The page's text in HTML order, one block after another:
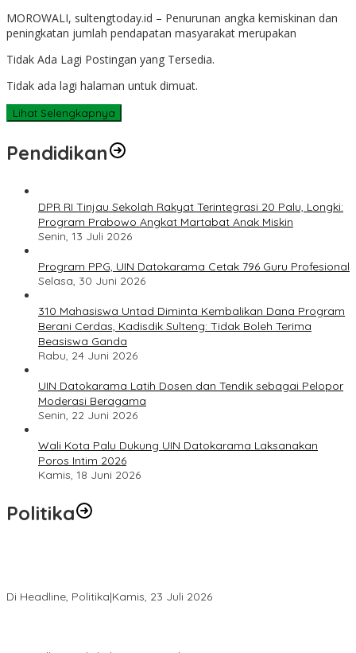
MOROWALI, sultengtoday.id – Penurunan angka kemiskinan dan
peningkatan jumlah pendapatan masyarakat merupakan
Tidak Ada Lagi Postingan yang Tersedia.
Tidak ada lagi halaman untuk dimuat.
Lihat Selengkapnya
Pendidikan
DPR RI Tinjau Sekolah Rakyat Terintegrasi 20 Palu, Longki:
Program Prabowo Angkat Martabat Anak Miskin
Senin, 13 Juli 2026
Program PPG, UIN Datokarama Cetak 796 Guru Profesional
Selasa, 30 Juni 2026
310 Mahasiswa Untad Diminta Kembalikan Dana Program
Berani Cerdas, Kadisdik Sulteng: Tidak Boleh Terima
Beasiswa Ganda
Rabu, 24 Juni 2026
UIN Datokarama Latih Dosen dan Tendik sebagai Pelopor
Moderasi Beragama
Senin, 22 Juni 2026
Wali Kota Palu Dukung UIN Datokarama Laksanakan
Poros Intim 2026
Kamis, 18 Juni 2026
Politika
Di Headline, Politika|Kamis, 23 Juli 2026